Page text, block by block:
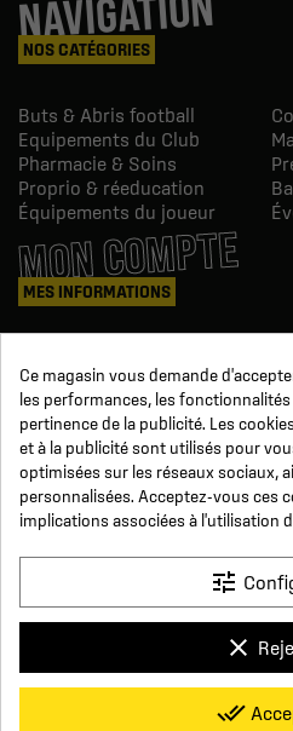
NOS CATÉGORIES
Buts & Abris football
Equipements du Club
Pharmacie & Soins
Proprio & réeducation
Équipements du joueur
MON COMPTE
MES INFORMATIONS
Avoirs
Informations
Suivi de commande
Devenez revendeur
NOUS SUIVRE
SUR LES RÉSEAUX
Conditions générales de
Ce magasin vous demande
les performances, les
pertinence de la publicité. Les
et à la publicité sont utilisés pour
optimisées sur les réseaux sociaux,
personnalisées. Acceptez-vous ces
implications associées à l'utilisation
tune
clear
done_all